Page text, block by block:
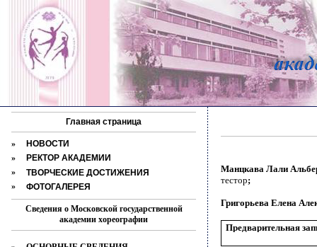
Главная страница
»
НОВОСТИ
»
РЕКТОР АКАДЕМИИ
»
ТВОРЧЕСКИЕ ДОСТИЖЕНИЯ
»
ФОТОГАЛЕРЕЯ
Сведения о Московской государственной
академии хореографии
Манцкава Лали
тестор;
Григорьева Елена
Предварительная